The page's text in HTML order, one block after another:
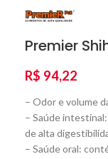
Premier
R$ 94,22
– Odor e volume
– Saúde
de alta
– Saúde oral: